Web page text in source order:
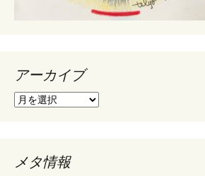
アーカイブ
ア
ブ
メタ情報